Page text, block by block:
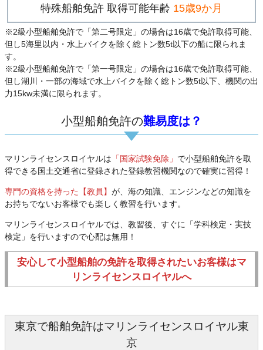
特殊船舶免許 取得可能年齢 15歳9か月
※2級小型船舶免許で「第二号限定」の場合は16歳で免許取得可能、
但し5海里以内・水上バイクを除く総トン数5t以下の船に限られま
す。
※2級小型船舶免許で「第一号限定」の場合は16歳で免許取得可能、
但し湖川・一部の海域で水上バイクを除く総トン数5t以下、機関の出
力15kw未満に限られます。
小型船舶免許の難易度は？
マリンライセンスロイヤルは 「国家試験免除」 で小型船舶免許を取
得できる国土交通省に登録された登録教習機関なので確実に習得！
専門の資格を持った【教員】 が、海の知識、エンジンなどの知識を
お持ちでないお客様でも楽しく教習を行います。
マリンライセンスロイヤルでは、教習後、すぐに「学科検定・実技
検定」を行いますので心配は無用！
安心して小型船舶の免許を取得されたいお客様はマ
リンライセンスロイヤルへ
東京で船舶免許はマリンライセンスロイヤル東
京